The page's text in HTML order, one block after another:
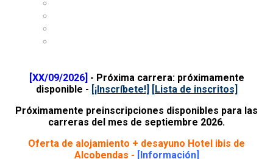
[XX/09/2026] - Próxima carrera: próximamente
disponible - [¡Inscríbete!] [Lista de inscritos]
Próximamente preinscripciones disponibles para las
carreras del mes de septiembre 2026.
Oferta de alojamiento + desayuno Hotel ibis de
Alcobendas - [Información]